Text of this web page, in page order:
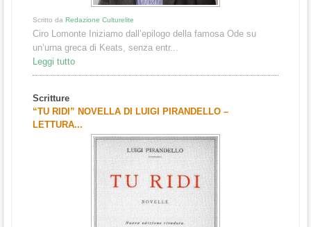
Scritto da Redazione Culturelite
Ciro Lomonte Iniziamo dall’epilogo della famosa Ode su
un’urna greca di Keats, senza entr...
Leggi tutto
Scritture
“TU RIDI” NOVELLA DI LUIGI PIRANDELLO –
LETTURA...